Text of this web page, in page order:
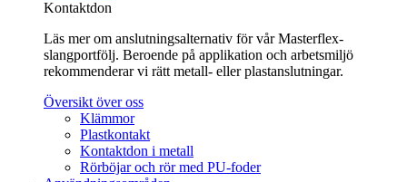
Kontaktdon
Läs mer om anslutningsalternativ för vår Masterflex-
slangportfölj. Beroende på applikation och arbetsmiljö
rekommenderar vi rätt metall- eller plastanslutningar.
Översikt över oss
Klämmor
Plastkontakt
Kontaktdon i metall
Rörböjar och rör med PU-foder